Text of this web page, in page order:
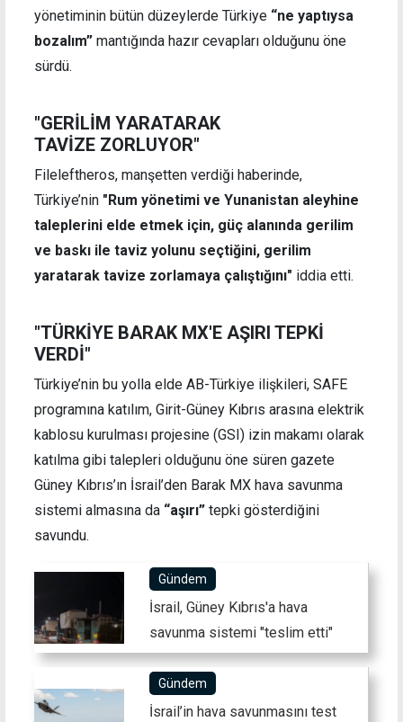
yönetiminin bütün düzeylerde Türkiye “ne yaptıysa
bozalım” mantığında hazır cevapları olduğunu öne
sürdü.
"GERİLİM YARATARAK
TAVİZE ZORLUYOR"
Fileleftheros, manşetten verdiği haberinde,
Türkiye’nin "Rum yönetimi ve Yunanistan aleyhine
taleplerini elde etmek için, güç alanında gerilim
ve baskı ile taviz yolunu seçtiğini, gerilim
yaratarak tavize zorlamaya çalıştığını" iddia etti.
"TÜRKİYE BARAK MX'E AŞIRI TEPKİ
VERDİ"
Türkiye’nin bu yolla elde AB-Türkiye ilişkileri, SAFE
programına katılım, Girit-Güney Kıbrıs arasına elektrik
kablosu kurulması projesine (GSI) izin makamı olarak
katılma gibi talepleri olduğunu öne süren gazete
Güney Kıbrıs’ın İsrail’den Barak MX hava savunma
sistemi almasına da “aşırı” tepki gösterdiğini
savundu.
Gündem
İsrail, Güney Kıbrıs'a hava
savunma sistemi "teslim etti"
Gündem
İsrail’in hava savunmasını test